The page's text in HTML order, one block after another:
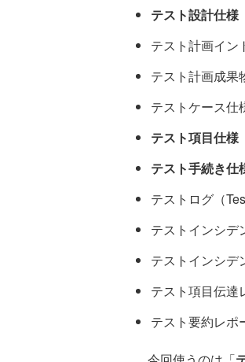
テスト設計仕
テスト計画イン
テスト計画成果
テストケース仕
テスト項目仕様
テスト手続き
テストログ（
テストインシデ
テストインシデ
テスト項目伝達
テスト要約レポ